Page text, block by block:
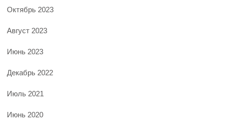
Октябрь 2023
Август 2023
Июнь 2023
Декабрь 2022
Июль 2021
Июнь 2020